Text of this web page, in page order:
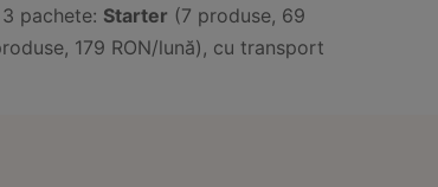
pachete: Starter (7 produse, 69
179 RON/lună), cu transport